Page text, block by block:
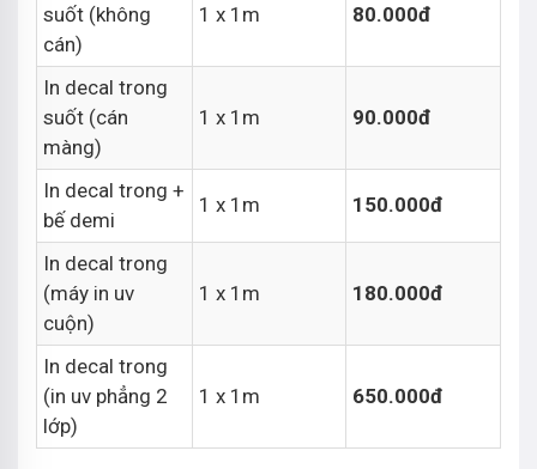
suốt (không
cán)
1 x 1m 80.000đ
In decal trong
suốt (cán
màng)
1 x 1m 90.000đ
In decal trong +
bế demi
1 x 1m 150.000đ
In decal trong
(máy in uv
cuộn)
1 x 1m 180.000đ
In decal trong
(in uv phẳng 2
lớp)
1 x 1m 650.000đ